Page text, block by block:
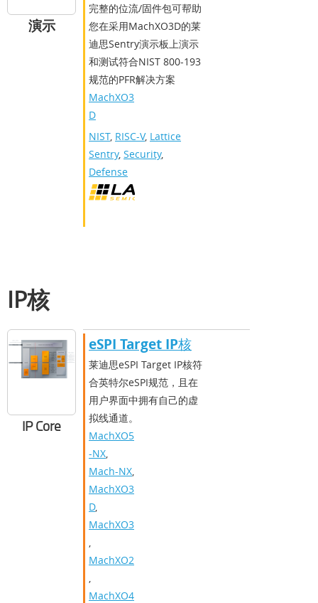
演示
完整的位流/固件包可帮助
您在采用MachXO3D的莱
迪思Sentry演示板上演示
和测试符合NIST 800-193
规范的PFR解决方案
MachXO3
D
NIST, RISC-V, Lattice
Sentry, Security,
Defense
IP核
IP Core
​​eSPI Target IP核​
莱迪思eSPI Target IP核符
合英特尔eSPI规范，且在
用户界面中拥有自己的虚
拟线通道。
MachXO5
-NX,
Mach-NX,
MachXO3
D,
MachXO3
,
MachXO2
,
MachXO4